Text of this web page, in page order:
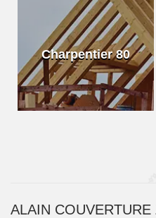
Charpentier 80
ALAIN